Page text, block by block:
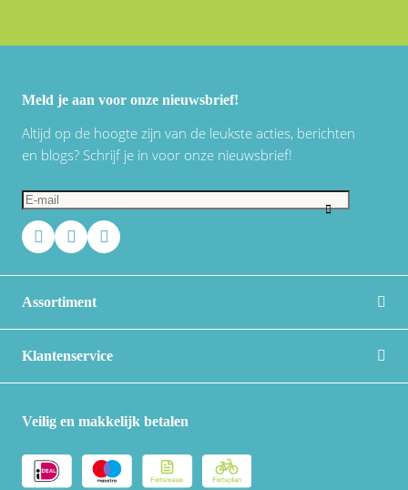
Meld je aan voor onze nieuwsbrief!
Altijd op de hoogte zijn van de leukste acties, berichten
en blogs? Schrijf je in voor onze nieuwsbrief!
Assortiment
Klantenservice
Veilig en makkelijk betalen